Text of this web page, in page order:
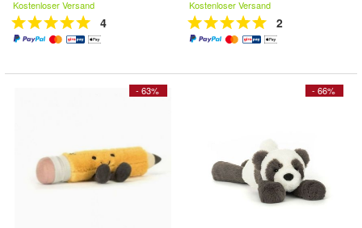
Kostenloser Versand
4
Kostenloser Versand
2
- 63% - 66%